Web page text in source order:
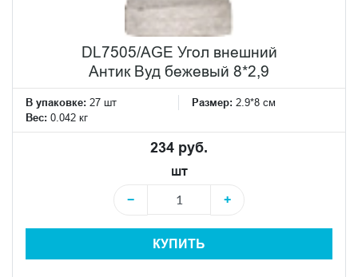
DL7505/AGE Угол внешний
Антик Вуд бежевый 8*2,9
В упаковке: 27 шт Размер: 2.9*8 см
Вес: 0.042 кг
234 руб.
шт
−
+
КУПИТЬ